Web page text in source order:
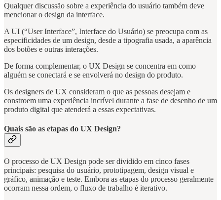
Qualquer discussão sobre a experiência do usuário também deve
mencionar o design da interface.
A UI (“User Interface”, Interface do Usuário) se preocupa com as
especificidades de um design, desde a tipografia usada, a aparência
dos botões e outras interações.
De forma complementar, o UX Design se concentra em como
alguém se conectará e se envolverá no design do produto.
Os designers de UX consideram o que as pessoas desejam e
constroem uma experiência incrível durante a fase de desenho de um
produto digital que atenderá a essas expectativas.
Quais são as etapas do UX Design?
O processo de UX Design pode ser dividido em cinco fases
principais: pesquisa do usuário, prototipagem, design visual e
gráfico, animação e teste. Embora as etapas do processo geralmente
ocorram nessa ordem, o fluxo de trabalho é iterativo.